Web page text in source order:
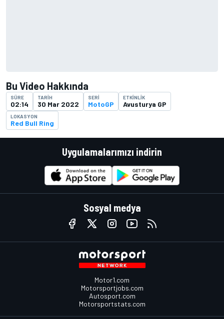
Bu Video Hakkında
SÜRE
02:14
TARIH
30 Mar 2022
SERI
MotoGP
ETKINLIK
Avusturya GP
LOKASYON
Red Bull Ring
Uygulamalarımızı indirin
Sosyal medya
Motor1.com
Motorsportjobs.com
Autosport.com
Motorsportstats.com